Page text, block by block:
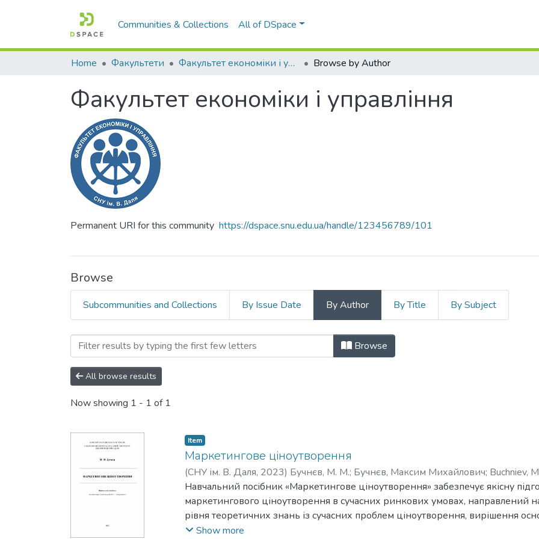
Communities & Collections All of DSpace
Home Факультети Факультет економіки і управління Browse by Author
Факультет економіки і управління
Permanent URI for this community https://dspace.snu.edu.ua/handle/123456789/101
Browse
Subcommunities and Collections By Issue Date By Author By Title By Subject
Browsing Факультет економіки і управління by Author
Browse
All browse results
Now showing 1 - 1 of 1
Item
Маркетингове ціноутворення
(СНУ ім. В. Даля, 2023) Бучнєв, М. М.; Бучнєв, Максим Михайлович; Buchniev,
Навчальний посібник «Маркетингове ціноутворення» забезпечує якісну
маркетингового ціноутворення в сучасних ринкових умовах, направлений
рівня теоретичних знань із сучасних проблем ціноутворення, вирішення
вибором цінової політики та визначення рівня цін у практичних умовах
Show more